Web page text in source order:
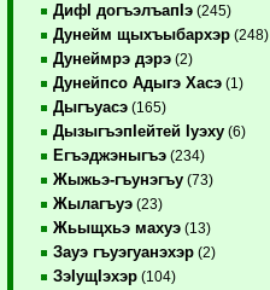
ДифI догъэлъапIэ (245)
Дунейм щыхъыбархэр (248)
Дунеймрэ дэрэ (2)
Дунейпсо Адыгэ Хасэ (1)
Дыгъуасэ (165)
ДызыгъэпIейтей Iуэху (6)
Егъэджэныгъэ (234)
Жыжьэ-гъунэгъу (73)
Жылагъуэ (23)
Жьыщхьэ махуэ (13)
Зауэ гъуэгуанэхэр (2)
ЗэIущIэхэр (104)